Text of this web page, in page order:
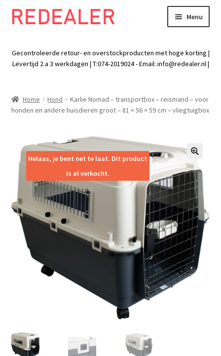
Skip
Skip
Menu
Baby en kind
Electra
Werk
Kleding
Retourboxen
Gecontroleerde retour- en overstockproducten met hoge korting |
Levertijd 2 a 3 werkdagen | T:074-2019024 - Email: info@redealer.nl|
Home Hond
Karlie Nomad – transportbox – reismand – voor
honden en andere huisdieren groot – 81 × 56 × 59 cm – vliegtuigbox
🔍
Helaas, je bent net te laat. Dit product
is al verkocht.